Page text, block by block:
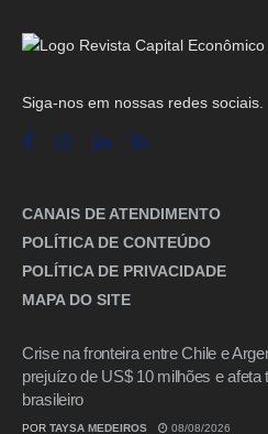
Siga-nos em nossas redes sociais.
CANAIS DE ATENDIMENTO
POLÍTICA DE CONTEÚDO
POLÍTICA DE PRIVACIDADE
MAPA DO SITE
Crise na fronteira entre Chile e
prejuízo de US$ 10 milhões e afeta
brasileiro
POR TAYSA MEDEIROS 08/08/2026